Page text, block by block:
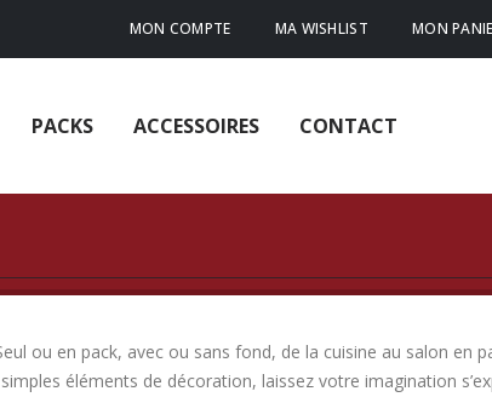
MON COMPTE MA WISHLIST MON
PACKS ACCESSOIRES CONTACT
ou en pack, avec ou sans fond, de la cuisine au salon en
éléments de décoration, laissez votre imagination